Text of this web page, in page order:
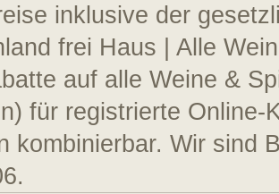
inklusive der
frei Haus | Alle
auf alle Weine &
für registrierte
kombinierbar. Wir sind